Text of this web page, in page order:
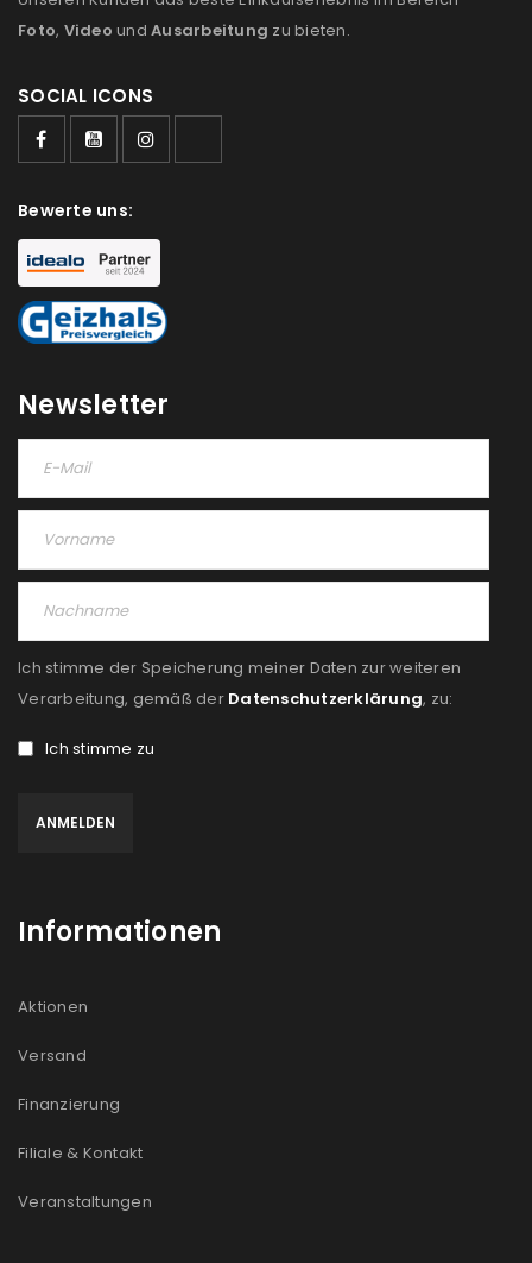
Foto, Video und Ausarbeitung zu bieten.
SOCIAL ICONS
Bewerte uns:
Newsletter
Ich stimme der Speicherung meiner Daten zur weiteren
Verarbeitung, gemäß der Datenschutzerklärung, zu:
Ich stimme zu
Informationen
Aktionen
Versand
Finanzierung
Filiale & Kontakt
Veranstaltungen